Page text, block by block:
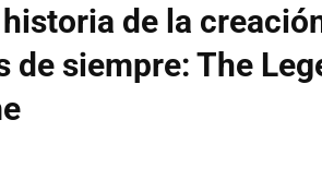
de la
de siempre: The